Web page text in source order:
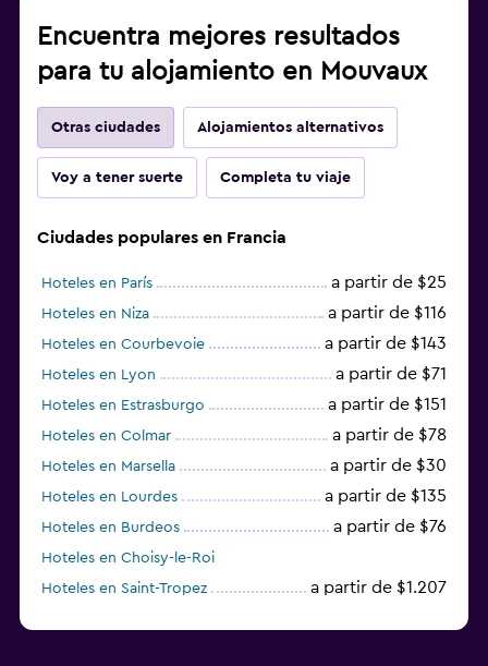
Encuentra mejores resultados
para tu alojamiento en Mouvaux
Otras ciudades Alojamientos alternativos
Voy a tener suerte Completa tu viaje
Ciudades populares en Francia
Hoteles en París a partir de $25
Hoteles en Niza a partir de $116
Hoteles en Courbevoie a partir de $143
Hoteles en Lyon a partir de $71
Hoteles en Estrasburgo a partir de $151
Hoteles en Colmar a partir de $78
Hoteles en Marsella a partir de $30
Hoteles en Lourdes a partir de $135
Hoteles en Burdeos a partir de $76
Hoteles en Choisy-le-Roi
Hoteles en Saint-Tropez
a partir de $1.207